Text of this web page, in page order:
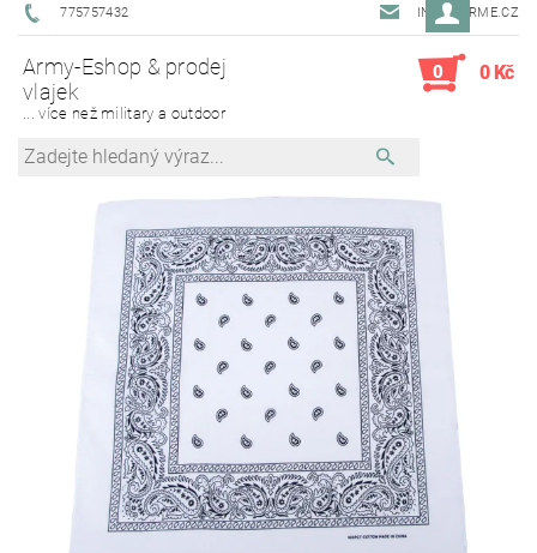
775757432 INFO@ARME.CZ
Army-Eshop & prodej
vlajek
... více než military a outdoor
0 0 Kč